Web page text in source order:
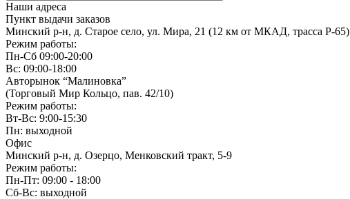
Наши адреса
Пункт выдачи заказов
Минский р-н, д. Старое село, ул. Мира, 21 (12 км от МКАД, трасса P-65)
Режим работы:
Пн-Сб 09:00-20:00
Вс: 09:00-18:00
Авторынок “Малиновка”
(Торговый Мир Кольцо, пав. 42/10)
Режим работы:
Вт-Вс: 9:00-15:30
Пн: выходной
Офис
Минский р-н, д. Озерцо, Менковский тракт, 5-9
Режим работы:
Пн-Пт: 09:00 - 18:00
Сб-Вс: выходной